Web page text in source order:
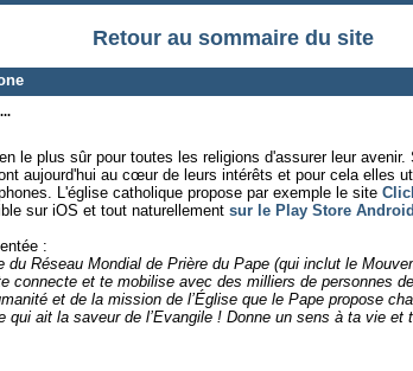
Retour au sommaire du site
le plus sûr pour toutes les religions d'assurer leur avenir.
aujourd'hui au cœur de leurs intérêts et pour cela elles
L'église catholique propose par exemple le site
sur iOS et tout naturellement sur le Play Store Android
:
Réseau Mondial de Prière du Pape (qui inclut le
connecte et te mobilise avec des milliers de personnes
et de la mission de l’Église que le Pape propose
ait la saveur de l’Evangile ! Donne un sens à ta vie et